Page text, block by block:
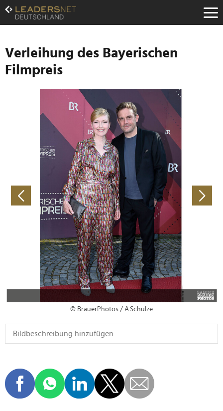
Zum
Inhalt
Zur
Navigation
Zur
Hauptnavigation
Verleihung des Bayerischen
Filmpreis
© BrauerPhotos / A.Schulze